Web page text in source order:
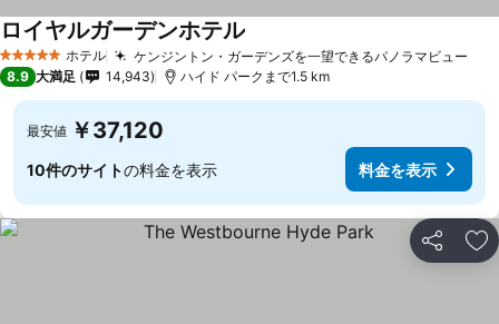
5 ホテルのランク
ホテル ケンジントン・ガーデンズを一望できるパノラマビュー
ロイヤルガーデンホテル
8.9 大満足 14,943 ハイド パークまで1.5 km
最安値 ￥37,120
10件のサイトの料金を表示 料金を表示
シェア お